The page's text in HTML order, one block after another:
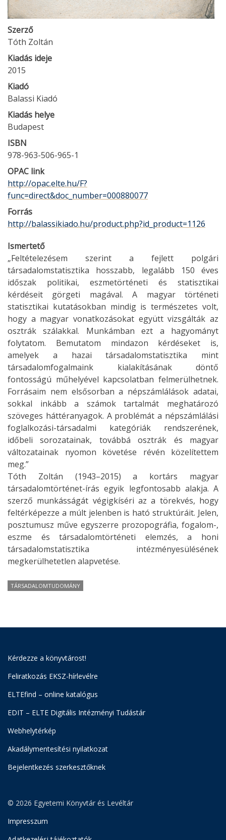
Szerző
Tóth Zoltán
Kiadás ideje
2015
Kiadó
Balassi Kiadó
Kiadás helye
Budapest
ISBN
978-963-506-965-1
OPAC link
http://opac.elte.hu/F?
func=direct&doc_number=000880077
Forrás
http://balassikiado.hu/product.php?id_product=1126
Ismertető
„Feltételezésem szerint a fejlett polgári
társadalomstatisztika hosszabb, legalább 150 éves
időszak politikai, eszmetörténeti és statisztikai
kérdéseit görgeti magával. A magyar történeti
statisztikai kutatásokban mindig is természetes volt,
hogy a magyar vonatkozásokat együtt vizsgálták az
osztrák szálakkal. Munkámban ezt a hagyományt
folytatom. Bemutatom mindazon kérdéseket is,
amelyek a hazai társadalomstatisztika mint
társadalomfogalmaink kialakításának döntő
fontosságú műhelyével kapcsolatban felmerülhetnek.
Forrásaim nem elsősorban a népszámlálások adatai,
sokkal inkább a számok tartalmát meghatározó
szöveges háttéranyagok. A problémát a népszámlálási
foglalkozási-társadalmi kategóriák rendszerének,
időbeli sorozatainak, továbbá osztrák és magyar
változatainak nyomon követése révén közelítettem
meg.”
Tóth Zoltán (1943–2015) a kortárs magyar
társadalomtörténet-írás egyik legfontosabb alakja. A
szerző munkásságát végigkíséri az a törekvés, hogy
feltérképezze a múlt jelenben is ható struktúráit. Jelen,
posztumusz műve egyszerre prozopográfia, fogalom-,
eszme és társadalomtörténeti elemzés, a honi
társadalomstatisztika intézményesülésének
megkerülhetetlen alapvetése.
TÁRSADALOMTUDOMÁNY
Kérdezze a könyvtárost!
Feliratkozás EKSZ-hírlevélre
ELTEfind – online katalógus
EDIT – ELTE Digitális Intézményi Tudástár
Webhelytérkép
Akadálymentesítési nyilatkozat
Bejelentkezés szerkesztőknek
© 2026 Egyetemi Könyvtár és Levéltár
Impresszum